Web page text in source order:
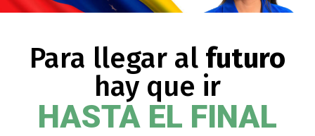
Para llegar al futuro
hay que ir
HASTA EL FINAL